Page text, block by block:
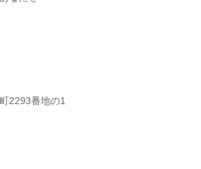
2293番地の1